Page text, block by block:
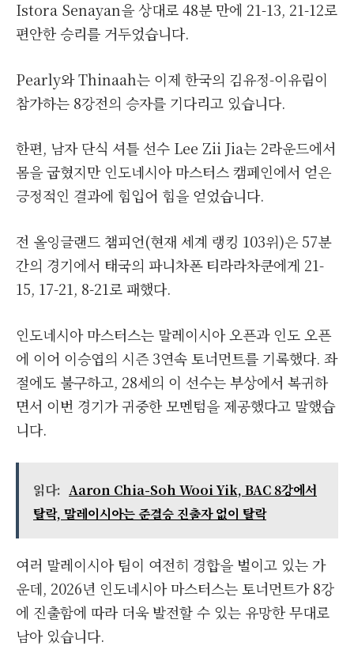
Istora Senayan을 상대로 48분 만에 21-13, 21-12로
편안한 승리를 거두었습니다.
Pearly와 Thinaah는 이제 한국의 김유정-이유림이
참가하는 8강전의 승자를 기다리고 있습니다.
한편, 남자 단식 셔틀 선수 Lee Zii Jia는 2라운드에서
몸을 굽혔지만 인도네시아 마스터스 캠페인에서 얻은
긍정적인 결과에 힘입어 힘을 얻었습니다.
전 올잉글랜드 챔피언(현재 세계 랭킹 103위)은 57분
간의 경기에서 태국의 파니차폰 티라라차쿤에게 21-
15, 17-21, 8-21로 패했다.
인도네시아 마스터스는 말레이시아 오픈과 ​​인도 오픈
에 이어 이승엽의 시즌 3연속 토너먼트를 기록했다. 좌
절에도 불구하고, 28세의 이 선수는 부상에서 복귀하
면서 이번 경기가 귀중한 모멘텀을 제공했다고 말했습
니다.
읽다: Aaron Chia-Soh Wooi Yik, BAC 8강에서
탈락, 말레이시아는 준결승 진출자 없이 탈락
여러 말레이시아 팀이 여전히 경합을 벌이고 있는 가
운데, 2026년 인도네시아 마스터스는 토너먼트가 8강
에 진출함에 따라 더욱 발전할 수 있는 유망한 무대로
남아 있습니다.